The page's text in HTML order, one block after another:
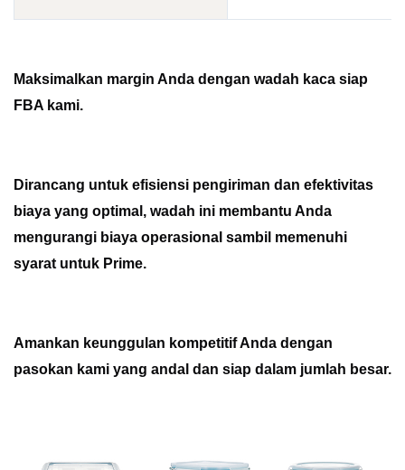
Maksimalkan margin Anda dengan wadah kaca siap
FBA kami.
Dirancang untuk efisiensi pengiriman dan efektivitas
biaya yang optimal, wadah ini membantu Anda
mengurangi biaya operasional sambil memenuhi
syarat untuk Prime.
Amankan keunggulan kompetitif Anda dengan
pasokan kami yang andal dan siap dalam jumlah besar.